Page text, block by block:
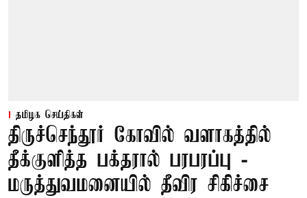
தமிழக செய்திகள்
திருச்செந்தூர் கோவில் வளாகத்தில்
தீக்குளித்த பக்தரால் பரபரப்பு -
மருத்துவமனையில் தீவிர சிகிச்சை